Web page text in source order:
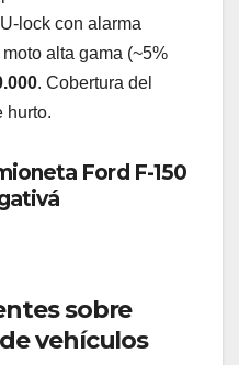
lock con alarma
alta gama (~5%
. Cobertura del
hurto.
Ford F-150
sobre
vehículos